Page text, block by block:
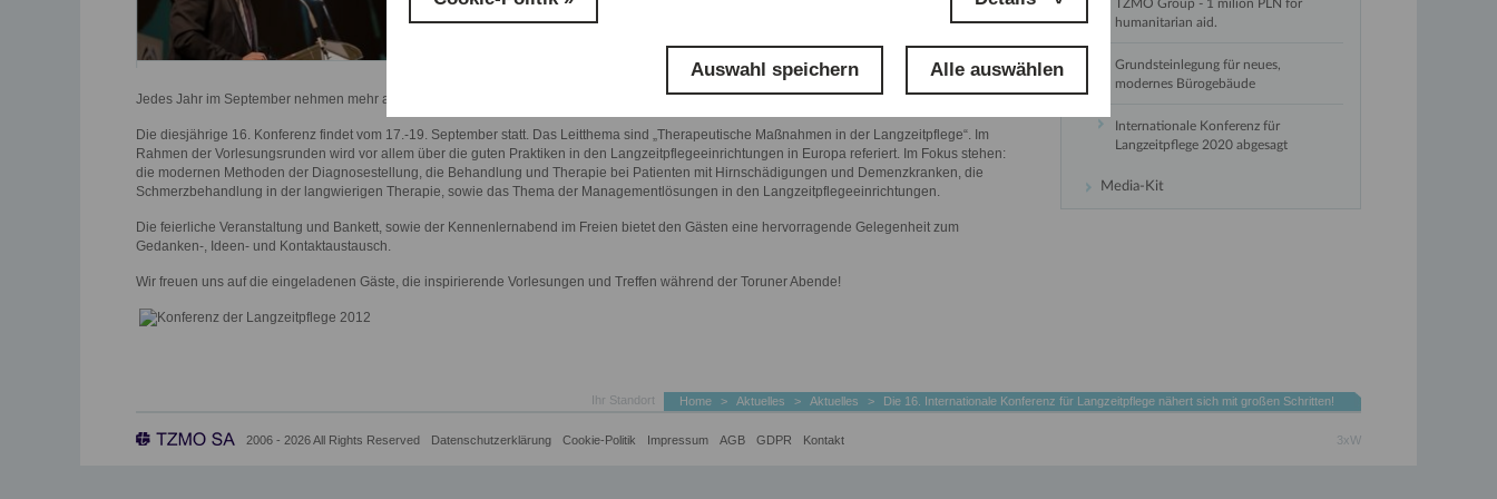
Auswahl speichern Alle auswählen
Jedes Jahr im September nehmen mehr als tausend Pflegekräfte, Einrichtungsleiter und Manager aus ganz Europa daran teil.
Die diesjährige 16. Konferenz findet vom 17.-19. September statt. Das Leitthema sind „Therapeutische Maßnahmen in der Langzeitpflege“. Im
Rahmen der Vorlesungsrunden wird vor allem über die guten Praktiken in den Langzeitpflegeeinrichtungen in Europa referiert. Im Fokus stehen:
die modernen Methoden der Diagnosestellung, die Behandlung und Therapie bei Patienten mit Hirnschädigungen und Demenzkranken, die
Schmerzbehandlung in der langwierigen Therapie, sowie das Thema der Managementlösungen in den Langzeitpflegeeinrichtungen.
Die feierliche Veranstaltung und Bankett, sowie der Kennenlernabend im Freien bietet den Gästen eine hervorragende Gelegenheit zum
Gedanken-, Ideen- und Kontaktaustausch.
Wir freuen uns auf die eingeladenen Gäste, die inspirierende Vorlesungen und Treffen während der Toruner Abende!
TZMO Group - 1 milion PLN for
humanitarian aid.
Grundsteinlegung für neues,
modernes Bürogebäude
Internationale Konferenz für
Langzeitpflege 2020 abgesagt
Media-Kit
Home > Aktuelles > Aktuelles > Die 16. Internationale Konferenz für Langzeitpflege nähert sich mit großen Schritten!
Ihr Standort
2006 - 2026 All Rights Reserved Datenschutzerklärung Cookie-Politik Impressum AGB GDPR Kontakt 3xW